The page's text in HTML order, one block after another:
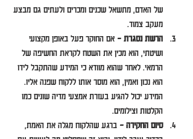
של האדם, מתשאל שכנים ומכרים ולעתים גם מבצע
מעקב צמוד.
הרשת נסגרת – אם החוקר פעל באופן מקצועי
ושיטתי, הוא מכין את השטח לקראת החשיפה של
הרמאי. לאחר שהוא מוודא כי המידע שהתקבל לידו
הוא נכון ואמין, הוא מוסר אותו ללקוח שפנה אליו.
המידע יכול להגיע בעזרת אמצעי מדיה שונים כמו
הקלטות וצילומים.
סיום החקירה – ברגע שהלקוח מגלה את האמת,